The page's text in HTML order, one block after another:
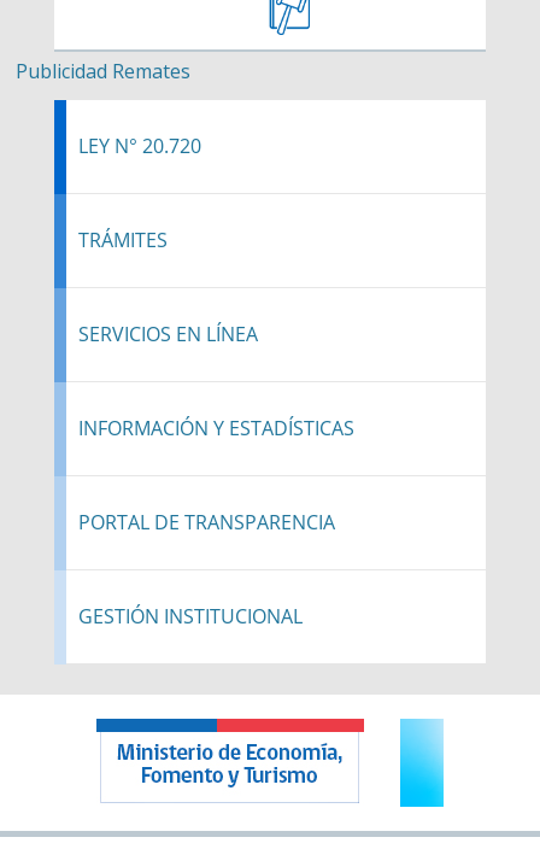
Publicidad Remates
LEY N° 20.720
TRÁMITES
SERVICIOS EN LÍNEA
INFORMACIÓN Y ESTADÍSTICAS
PORTAL DE TRANSPARENCIA
GESTIÓN INSTITUCIONAL